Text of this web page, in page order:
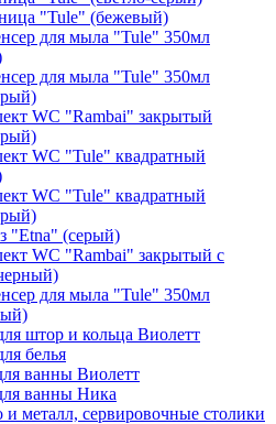
"Tule" (бежевый)
для мыла "Tule" 350мл
для мыла "Tule" 350мл
WC "Rambai" закрытый
WC "Tule" квадратный
WC "Tule" квадратный
"Etna" (серый)
WC "Rambai" закрытый с
для мыла "Tule" 350мл
штор и кольца Виолетт
белья
ванны Виолетт
ванны Ника
металл, сервировочные столики